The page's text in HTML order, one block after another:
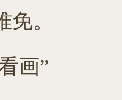
免。
画”